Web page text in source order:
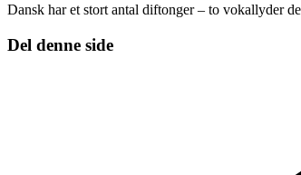
Dansk har et stort antal diftonger – to vokallyder
Del denne side